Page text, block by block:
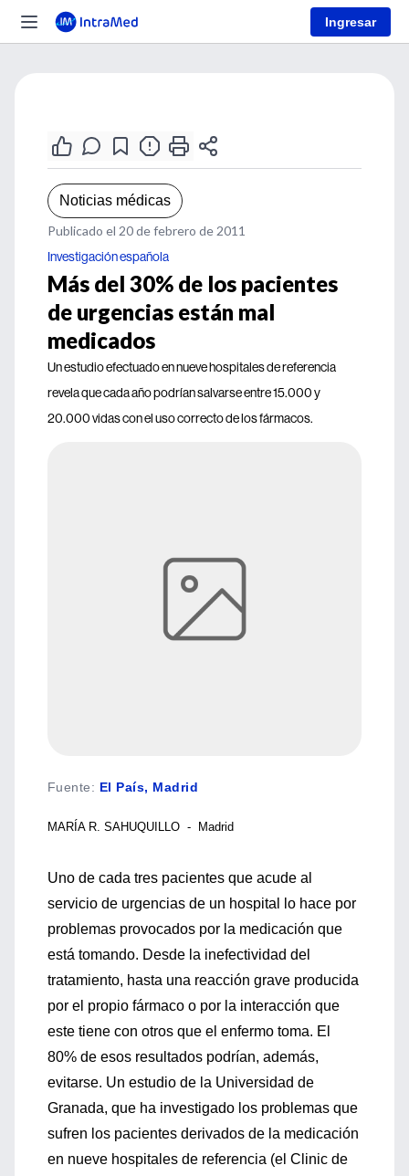
Ingresar
Noticias médicas
Publicado el 20 de febrero de 2011
Investigación española
Más del 30% de los pacientes
de urgencias están mal
medicados
Un estudio efectuado en nueve hospitales de referencia
revela que cada año podrían salvarse entre 15.000 y
20.000 vidas con el uso correcto de los fármacos.
Fuente: El País, Madrid
MARÍA R. SAHUQUILLO - Madrid
Uno de cada tres pacientes que acude al
servicio de urgencias de un hospital lo hace por
problemas provocados por la medicación que
está tomando. Desde la inefectividad del
tratamiento, hasta una reacción grave producida
por el propio fármaco o por la interacción que
este tiene con otros que el enfermo toma. El
80% de esos resultados podrían, además,
evitarse. Un estudio de la Universidad de
Granada, que ha investigado los problemas que
sufren los pacientes derivados de la medicación
en nueve hospitales de referencia (el Clinic de